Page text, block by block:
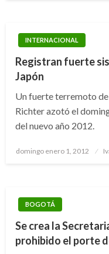
INTERNACIONAL
Registran fuerte
Japón
Un fuerte terremoto
Richter azotó el
del nuevo año 2012.
Publicado
domingo enero 1, 2012
BOGOTÁ
Se crea la
prohibido el porte